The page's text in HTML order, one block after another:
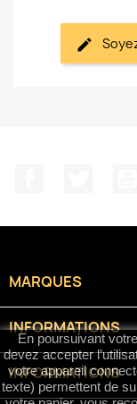
MARQUES
INFORMATIONS
INFORMATIONS
En poursuivant
devez accepter
votre appareil
texte) permettent de